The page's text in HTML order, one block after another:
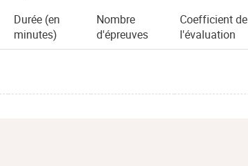
Durée (en
minutes)
Nombre
d'épreuves
Coefficient de
l'évaluation